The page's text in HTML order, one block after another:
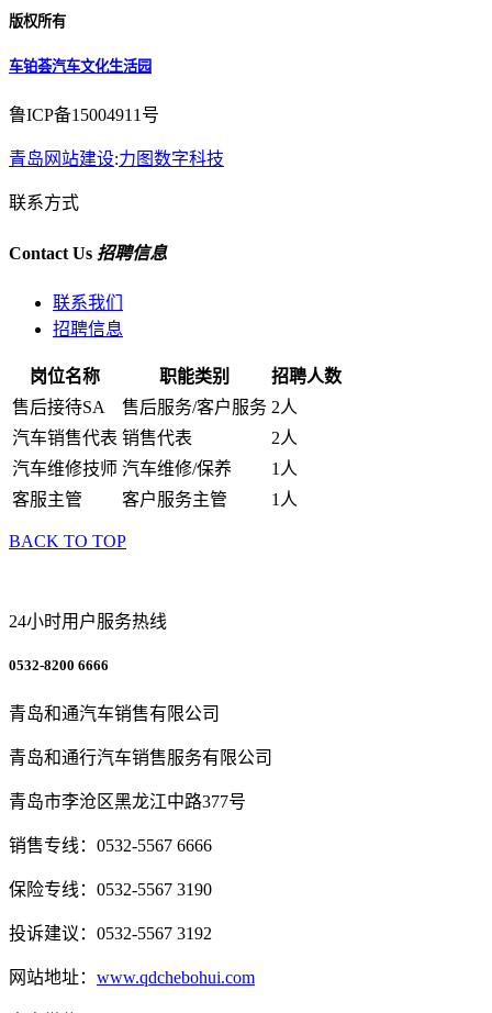
版权所有
车铂荟汽车文化生活园
鲁ICP备15004911号
青岛网站建设:力图数字科技
联系方式
Contact Us 招聘信息
联系我们
招聘信息
岗位名称 职能类别
招聘人数
售后接待SA
售后服务/客户服务 2人
汽车销售代表 销售代表
2人
汽车维修技师 汽车维修/保养
1人
客服主管
客户服务主管 1人
BACK TO TOP
24小时用户服务热线
0532-8200 6666
青岛和通汽车销售有限公司
青岛和通行汽车销售服务有限公司
青岛市李沧区黑龙江中路377号
销售专线：0532-5567 6666
保险专线：0532-5567 3190
投诉建议：0532-5567 3192
网站地址： www.qdchebohui.com